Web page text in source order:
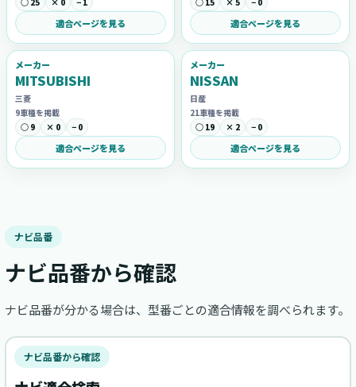
適合ページを見る 適合ページを見る
メーカー
MITSUBISHI
三菱
9車種を掲載
○ 9
× 0 − 0
適合ページを見る
メーカー
NISSAN
日産
21車種を掲載
○ 19
× 2 − 0
適合ページを見る
ナビ品番
ナビ品番から確認
ナビ品番が分かる場合は、型番ごとの適合情報を調べられます。
ナビ品番から確認